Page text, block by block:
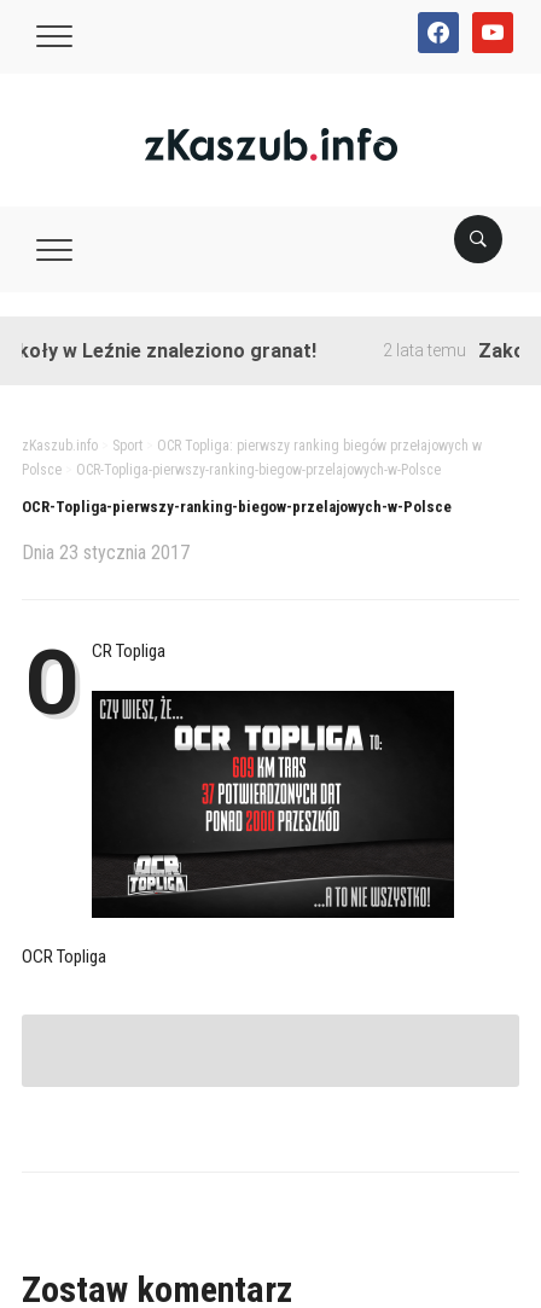
facebookyoutube
w Leźnie znaleziono granat! 2 lata temu
zKaszub.info> Sport> OCR Topliga: pierwszy ranking biegów przełajowych w
Polsce> OCR-Topliga-pierwszy-ranking-biegow-przelajowych-w-Polsce
OCR-Topliga-pierwszy-ranking-biegow-przelajowych-w-Polsce
Dnia 23 stycznia 2017
O CR Topliga
OCR Topliga
Zostaw komentarz